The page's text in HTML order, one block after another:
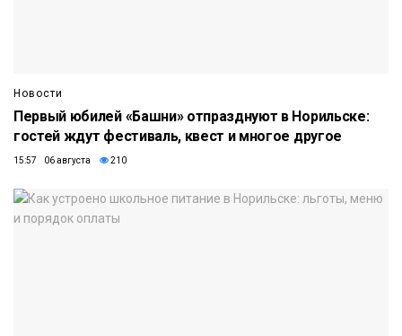
Новости
Первый юбилей «Башни» отпразднуют в Норильске:
гостей ждут фестиваль, квест и многое другое
15:57 06 августа 210